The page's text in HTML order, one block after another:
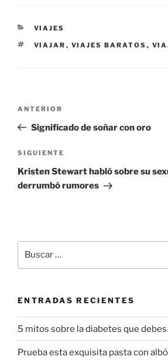
CATEGORÍAS
VIAJES
ETIQUETAS
VIAJAR , VIAJES BARATOS ,
entradas
Entrada
anterior:
ANTERIOR
Significado de soñar con oro
Siguiente
entrada
SIGUIENTE
Kristen Stewart habló sobre su
derrumbó rumores
por:
ENTRADAS RECIENTES
5 mitos sobre la diabetes que
Prueba esta exquisita pasta con